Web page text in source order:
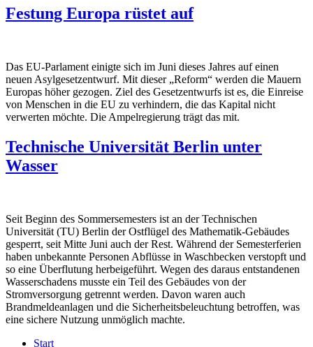
Festung Europa rüstet auf
Das EU-Parlament einigte sich im Juni dieses Jahres auf einen
neuen Asylgesetzentwurf. Mit dieser „Reform“ werden die Mauern
Europas höher gezogen. Ziel des Gesetzentwurfs ist es, die Einreise
von Menschen in die EU zu verhindern, die das Kapital nicht
verwerten möchte. Die Ampelregierung trägt das mit.
Technische Universität Berlin unter
Wasser
Seit Beginn des Sommersemesters ist an der Technischen
Universität (TU) Berlin der Ostflügel des Mathematik-Gebäudes
gesperrt, seit Mitte Juni auch der Rest. Während der Semesterferien
haben unbekannte Personen Abflüsse in Waschbecken verstopft und
so eine Überflutung herbeigeführt. Wegen des daraus entstandenen
Wasserschadens musste ein Teil des Gebäudes von der
Stromversorgung getrennt werden. Davon waren auch
Brandmeldeanlagen und die Sicherheitsbeleuchtung betroffen, was
eine sichere Nutzung unmöglich machte.
Start